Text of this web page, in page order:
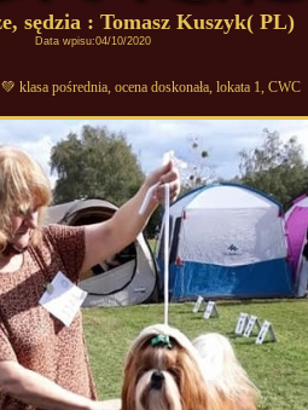
sędzia : Tomasz Kuszyk( PL)
Data wpisu:04/10/2020
klasa pośrednia, ocena doskonała, lokata 1, CWC